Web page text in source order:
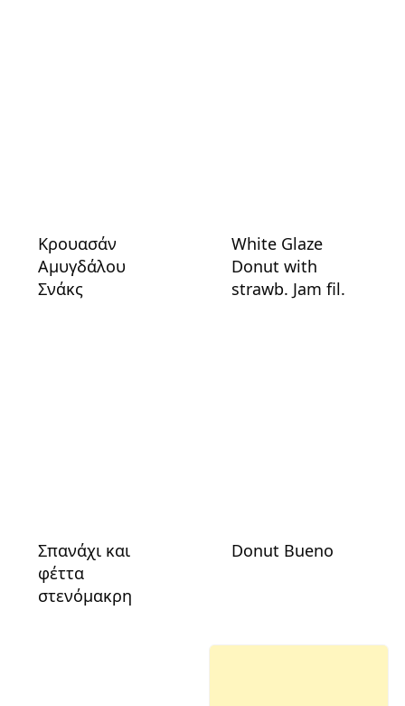
Κρουασάν
Αμυγδάλου
Σνάκς
White Glaze
Donut with
strawb. Jam fil.
Σπανάχι και
φέττα
στενόμακρη
Donut Bueno